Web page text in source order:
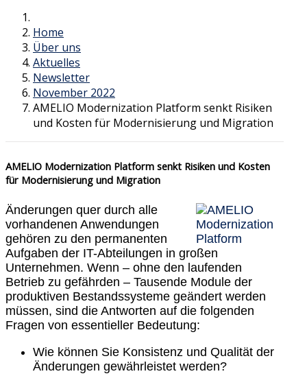
Home
Über uns
Aktuelles
Newsletter
November 2022
AMELIO Modernization Platform senkt Risiken
und Kosten für Modernisierung und Migration
AMELIO Modernization Platform senkt Risiken und Kosten
für Modernisierung und Migration
Änderungen quer durch alle
vorhandenen Anwendungen
gehören zu den permanenten
Aufgaben der IT-Abteilungen in großen
Unternehmen. Wenn – ohne den laufenden
Betrieb zu gefährden – Tausende Module der
produktiven Bestandssysteme geändert werden
müssen, sind die Antworten auf die folgenden
Fragen von essentieller Bedeutung:
Wie können Sie Konsistenz und Qualität der
Änderungen gewährleistet werden?